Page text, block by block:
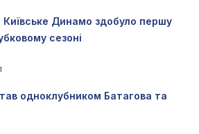
Київське Динамо здобуло першу
сезоні
одноклубником Батагова та